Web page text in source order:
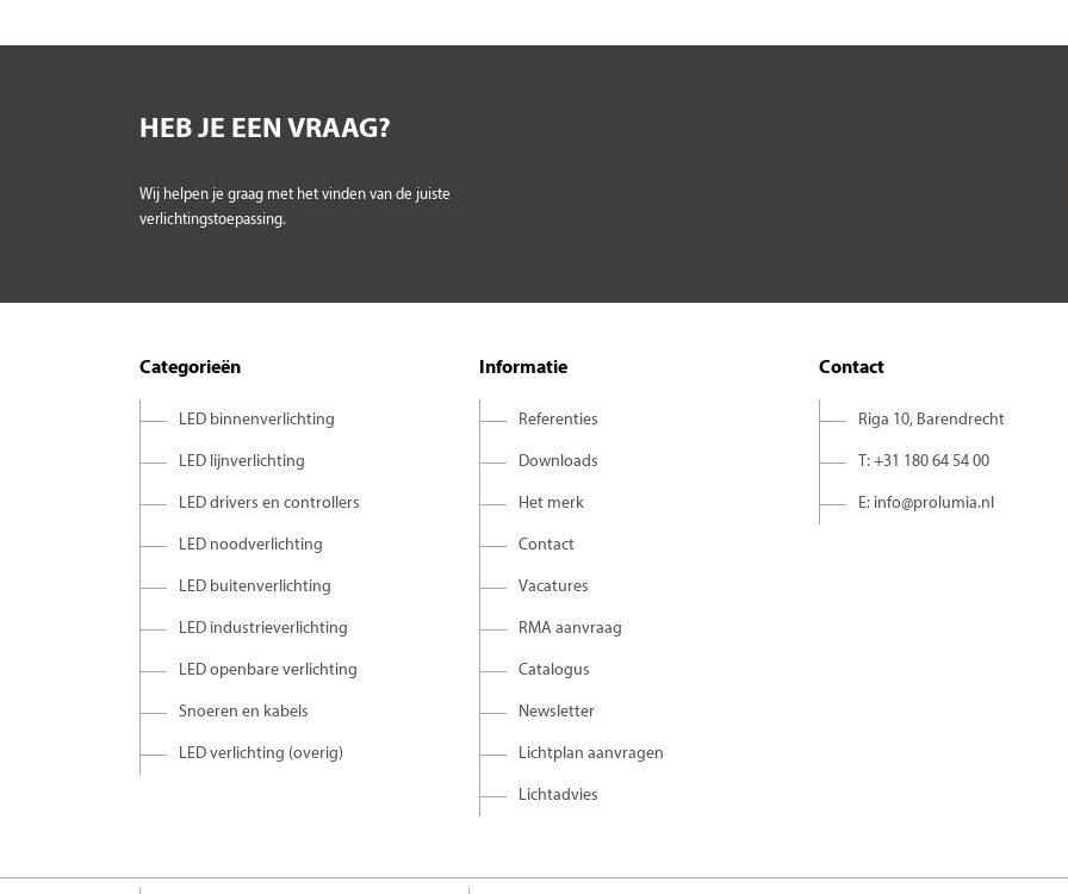
HEB JE EEN VRAAG?
Wij helpen je graag met het vinden van de juiste
verlichtingstoepassing.
Categorieën
LED binnenverlichting
LED lijnverlichting
LED drivers en controllers
LED noodverlichting
LED buitenverlichting
LED industrieverlichting
LED openbare verlichting
Snoeren en kabels
LED verlichting (overig)
Informatie
Referenties
Downloads
Het merk
Contact
Vacatures
RMA aanvraag
Catalogus
Newsletter
Lichtplan aanvragen
Lichtadvies
Contact
Riga 10, Barendrecht
T: +31 180 64 54 00
E: info@prolumia.nl